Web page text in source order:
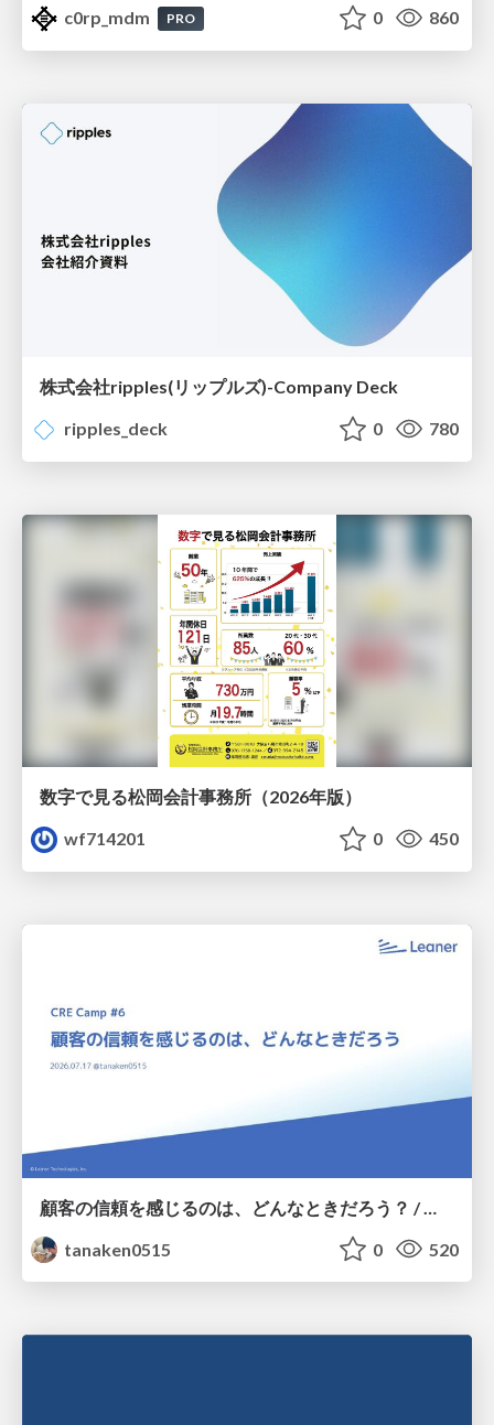
c0rp_mdm
PRO 0 860
株式会社ripples(リップルズ)-Company Deck
ripples_deck
0 780
数字で見る松岡会計事務所（2026年版）
wf714201
0 450
tanaken0515
0 520